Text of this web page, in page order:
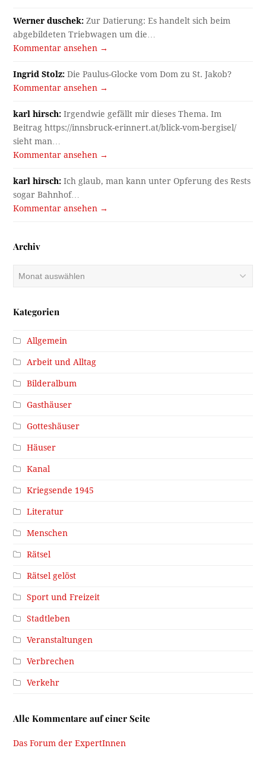
Werner duschek: Zur Datierung: Es handelt sich beim
abgebildeten Triebwagen um die…
Kommentar ansehen →
Ingrid Stolz: Die Paulus-Glocke vom Dom zu St. Jakob?
Kommentar ansehen →
karl hirsch: Irgendwie gefällt mir dieses Thema. Im
Beitrag https://innsbruck-erinnert.at/blick-vom-bergisel/
sieht man…
Kommentar ansehen →
karl hirsch: Ich glaub, man kann unter Opferung des Rests
sogar Bahnhof…
Kommentar ansehen →
Archiv
Kategorien
Allgemein
Arbeit und Alltag
Bilderalbum
Gasthäuser
Gotteshäuser
Häuser
Kanal
Kriegsende 1945
Literatur
Menschen
Rätsel
Rätsel gelöst
Sport und Freizeit
Stadtleben
Veranstaltungen
Verbrechen
Verkehr
Alle Kommentare auf einer Seite
Das Forum der ExpertInnen